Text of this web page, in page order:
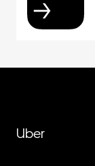
Uber